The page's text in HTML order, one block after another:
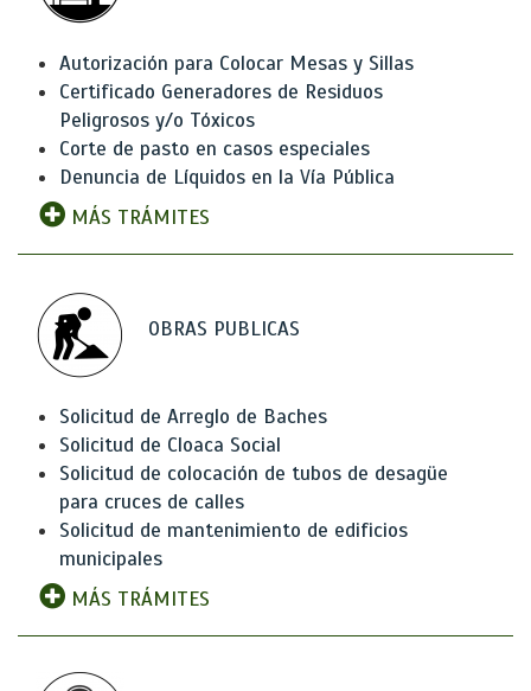
Autorización para Colocar Mesas y Sillas
Certificado Generadores de Residuos
Peligrosos y/o Tóxicos
Corte de pasto en casos especiales
Denuncia de Líquidos en la Vía Pública
MÁS TRÁMITES
OBRAS PUBLICAS
Solicitud de Arreglo de Baches
Solicitud de Cloaca Social
Solicitud de colocación de tubos de desagüe
para cruces de calles
Solicitud de mantenimiento de edificios
municipales
MÁS TRÁMITES